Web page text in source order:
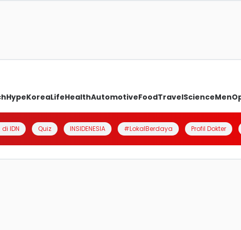
HypeKoreaLifeHealthAutomotiveFoodTravelScienceMen
IDN Quiz INSIDENESIA #LokalBerdaya Profil Dokter